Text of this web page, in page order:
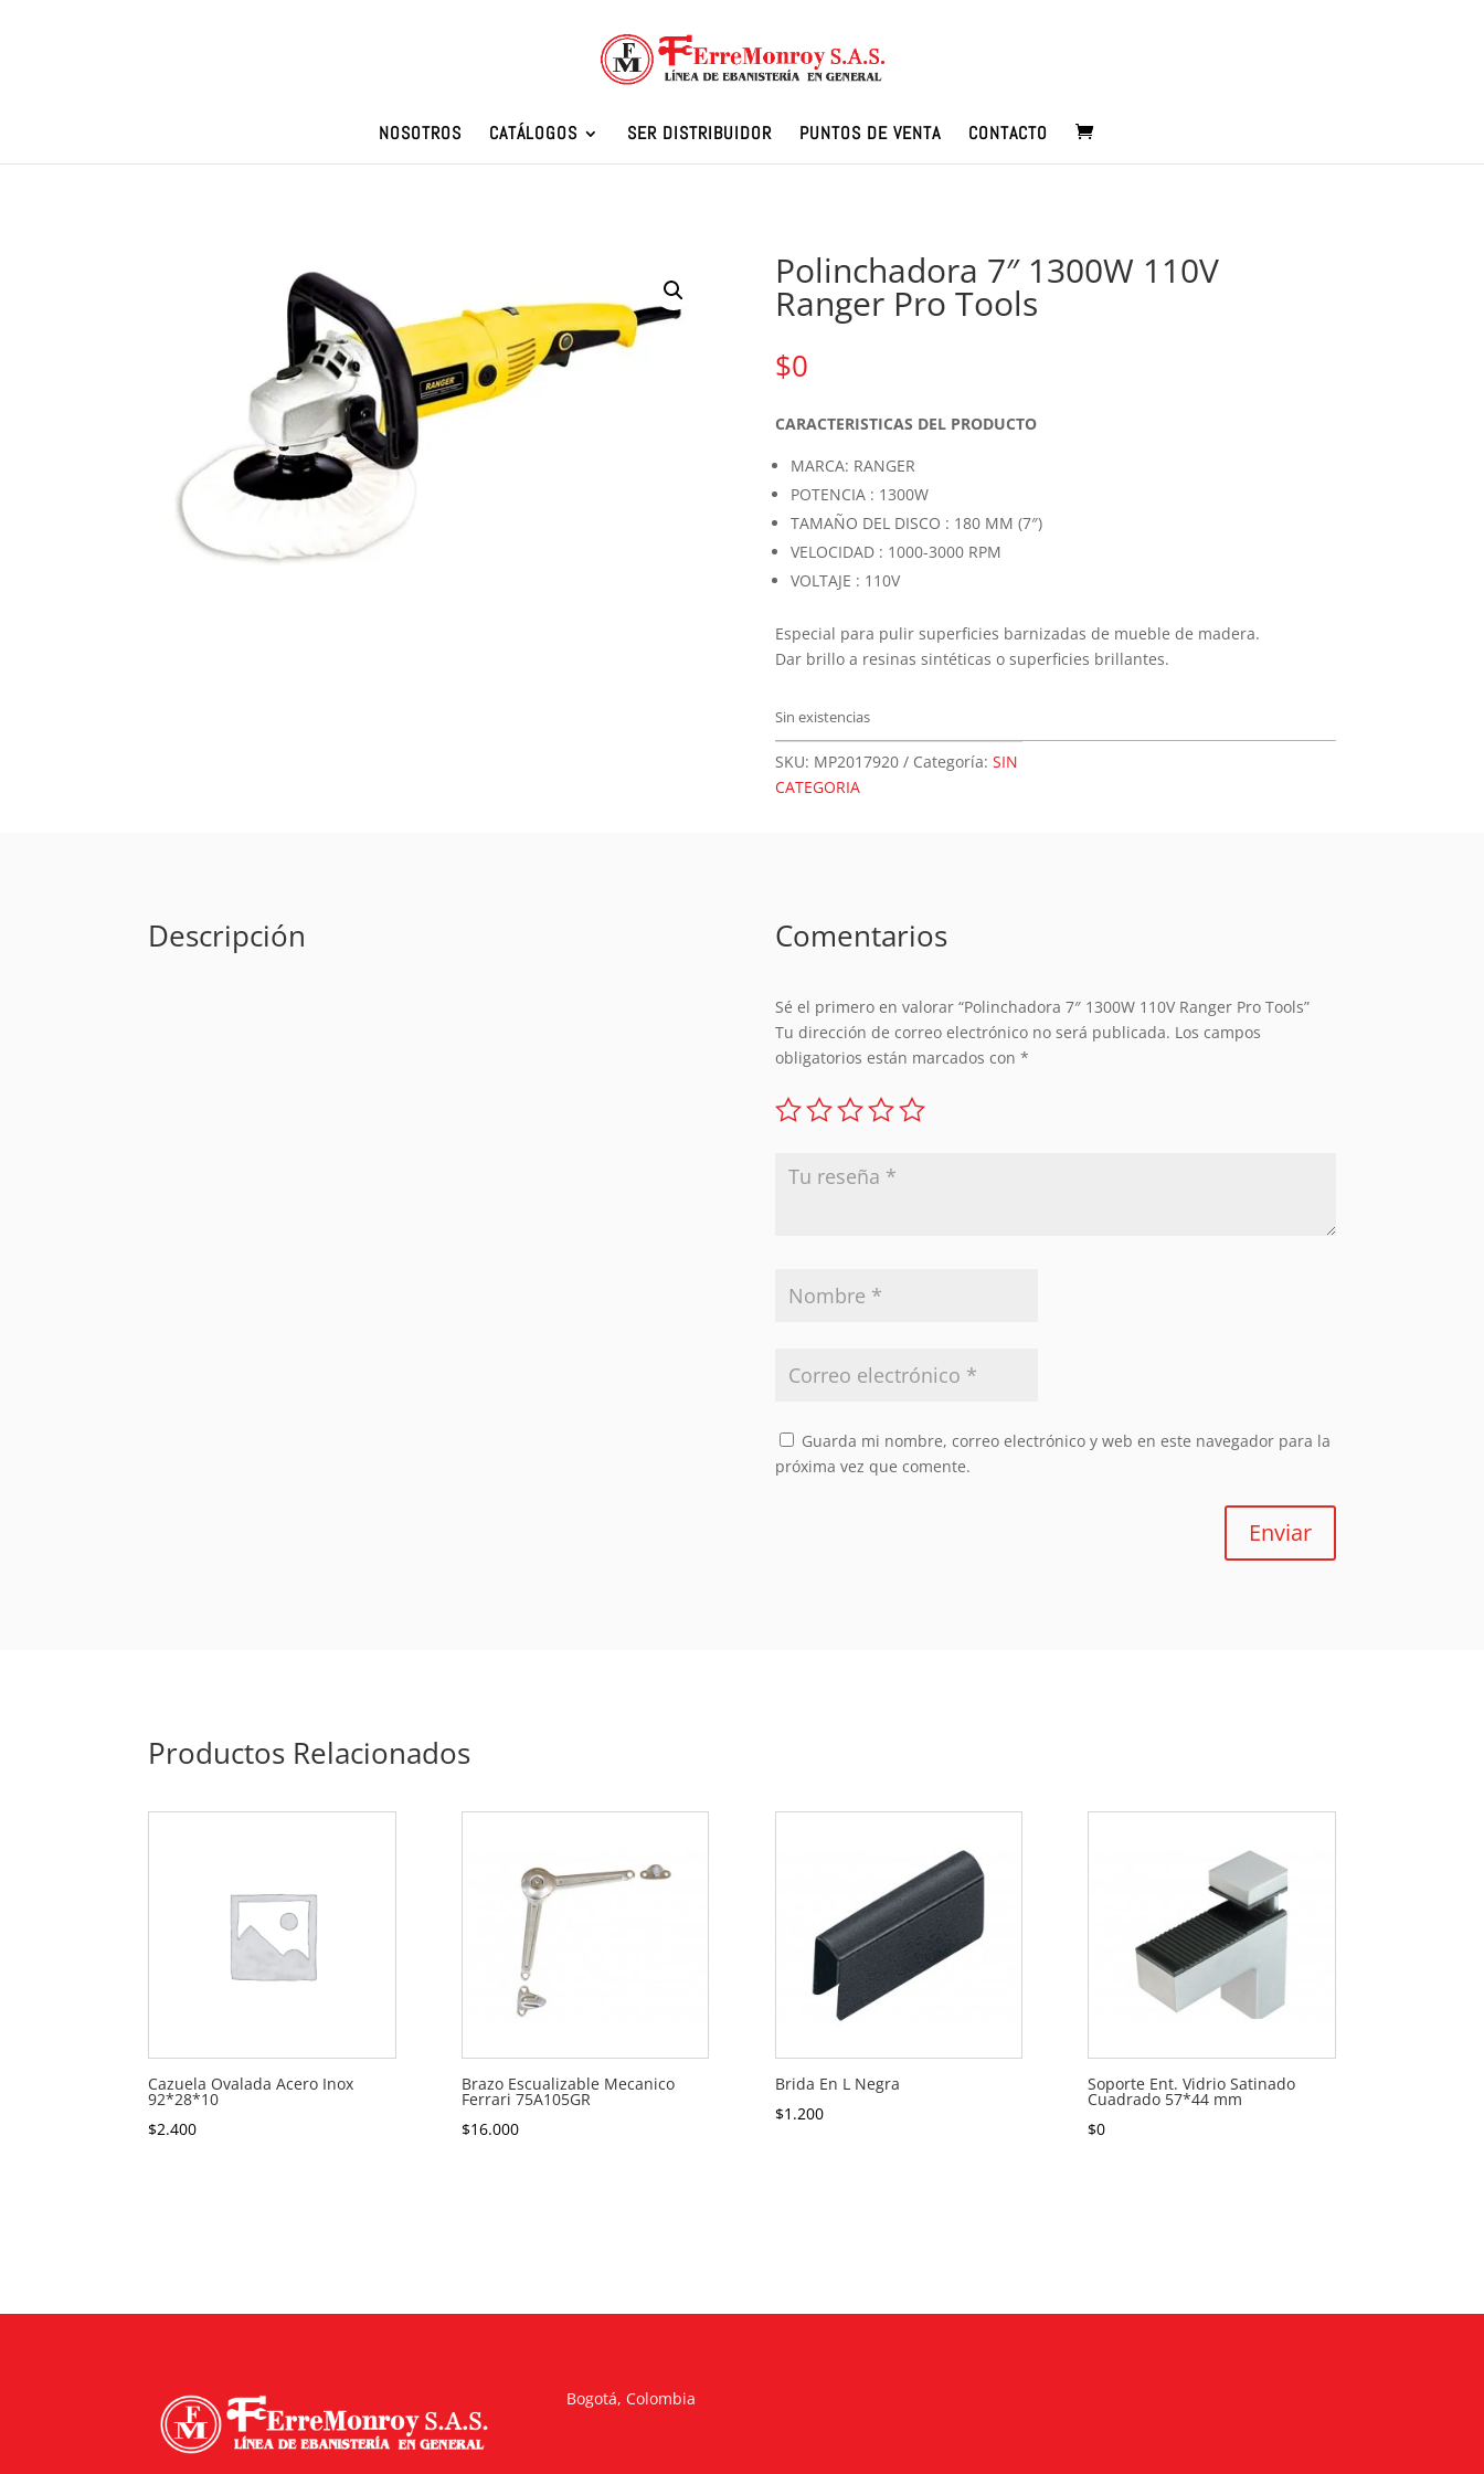
NOSOTROS CATÁLOGOS SER DISTRIBUIDOR PUNTOS DE VENTA CONTACTO
Polinchadora 7″ 1300W 110V
Ranger Pro Tools
$0
CARACTERISTICAS DEL PRODUCTO
MARCA: RANGER
POTENCIA : 1300W
TAMAÑO DEL DISCO : 180 MM (7″)
VELOCIDAD : 1000-3000 RPM
VOLTAJE : 110V
Especial para pulir superficies barnizadas de mueble de madera.
Dar brillo a resinas sintéticas o superficies brillantes.
Sin existencias
SKU: MP2017920 Categoría: SIN
CATEGORIA
Descripción Comentarios
Sé el primero en valorar “Polinchadora 7″ 1300W 110V Ranger Pro Tools”
Tu dirección de correo electrónico no será publicada. Los campos
obligatorios están marcados con *
Guarda mi nombre, correo electrónico y web en este navegador para la
próxima vez que comente.
Enviar
Productos Relacionados
Cazuela Ovalada Acero Inox
92*28*10
$2.400
Brazo Escualizable Mecanico
Ferrari 75A105GR
$16.000
Brida En L Negra
$1.200
Soporte Ent. Vidrio Satinado
Cuadrado 57*44 mm
$0
Bogotá, Colombia